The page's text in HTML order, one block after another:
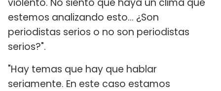
estemos analizando esto... ¿Son
periodistas serios o no son periodistas
serios?".
"Hay temas que hay que hablar
seriamente. En este caso estamos